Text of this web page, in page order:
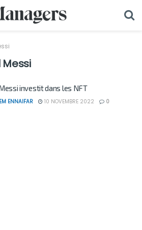
Messi
investit dans les NFT
ENNAIFAR 10 NOVEMBRE 2022 0